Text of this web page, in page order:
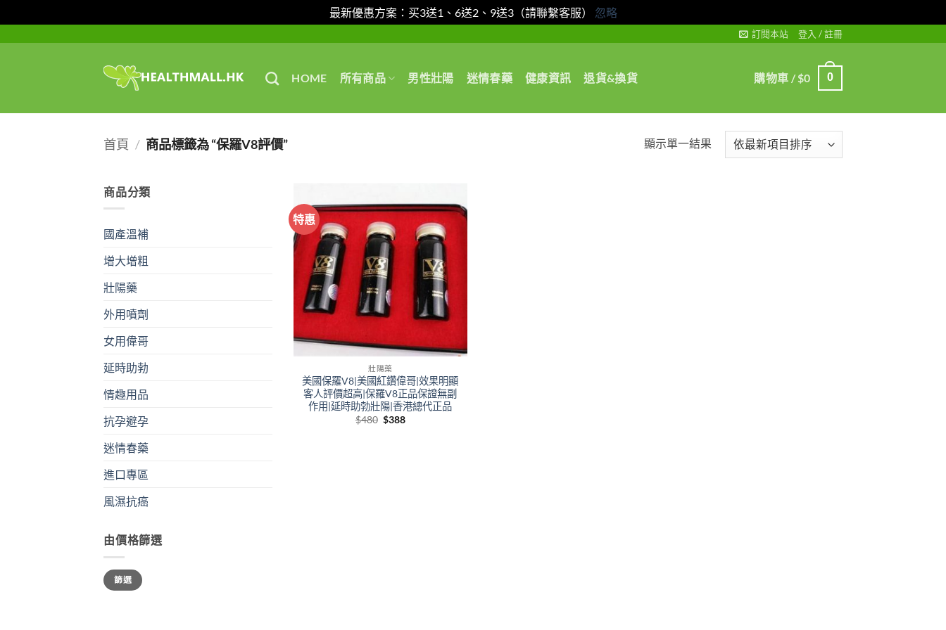
最新優惠方案：买3送1、6送2、9送3（請聯繫客服） 忽略
訂閱本站 登入 / 註冊
HOME 所有商品 男性壯陽 迷情春藥 健康資訊 退貨&換貨 購物車 /$0 0
首頁 / 商品標籤為 “保羅V8評價” 顯示單一結果
商品分類
國產溫補
增大增粗
壯陽藥
外用噴劑
女用偉哥
延時助勃
情趣用品
抗孕避孕
迷情春藥
進口專區
風濕抗癌
由價格篩選
最
低
價
最
高
價
篩選
特惠
+
壯陽藥
美國保羅V8|美國紅鑽偉哥|效果明顯
客人評價超高|保羅V8正品保證無副
作用|延時助勃壯陽|香港總代正品
$480 Original
$388Current